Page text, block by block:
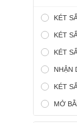
KÉT
KÉT
KÉT
NHẬN
KÉT
MỞ